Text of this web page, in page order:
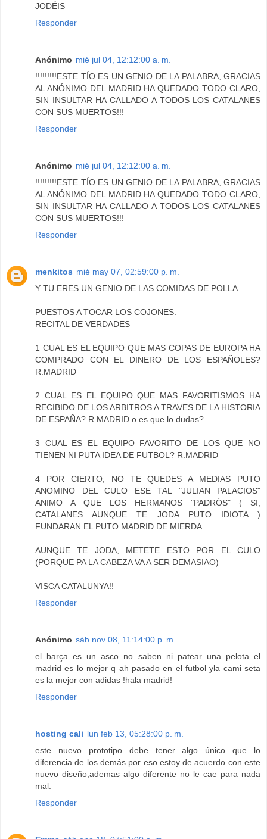
JODÉIS
Responder
Anónimo mié jul 04, 12:12:00 a. m.
!!!!!!!!!ESTE TÍO ES UN GENIO DE LA PALABRA, GRACIAS
AL ANÓNIMO DEL MADRID HA QUEDADO TODO CLARO,
SIN INSULTAR HA CALLADO A TODOS LOS CATALANES
CON SUS MUERTOS!!!
Responder
Anónimo mié jul 04, 12:12:00 a. m.
!!!!!!!!!ESTE TÍO ES UN GENIO DE LA PALABRA, GRACIAS
AL ANÓNIMO DEL MADRID HA QUEDADO TODO CLARO,
SIN INSULTAR HA CALLADO A TODOS LOS CATALANES
CON SUS MUERTOS!!!
Responder
menkitos mié may 07, 02:59:00 p. m.
Y TU ERES UN GENIO DE LAS COMIDAS DE POLLA.
PUESTOS A TOCAR LOS COJONES:
RECITAL DE VERDADES
1 CUAL ES EL EQUIPO QUE MAS COPAS DE EUROPA HA
COMPRADO CON EL DINERO DE LOS ESPAÑOLES?
R.MADRID
2 CUAL ES EL EQUIPO QUE MAS FAVORITISMOS HA
RECIBIDO DE LOS ARBITROS A TRAVES DE LA HISTORIA
DE ESPAÑA? R.MADRID o es que lo dudas?
3 CUAL ES EL EQUIPO FAVORITO DE LOS QUE NO
TIENEN NI PUTA IDEA DE FUTBOL? R.MADRID
4 POR CIERTO, NO TE QUEDES A MEDIAS PUTO
ANOMINO DEL CULO ESE TAL "JULIAN PALACIOS"
ANIMO A QUE LOS HERMANOS "PADRÓS" ( SI,
CATALANES AUNQUE TE JODA PUTO IDIOTA )
FUNDARAN EL PUTO MADRID DE MIERDA
AUNQUE TE JODA, METETE ESTO POR EL CULO
(PORQUE PA LA CABEZA VA A SER DEMASIAO)
VISCA CATALUNYA!!
Responder
Anónimo sáb nov 08, 11:14:00 p. m.
el barça es un asco no saben ni patear una pelota el
madrid es lo mejor q ah pasado en el futbol yla cami seta
es la mejor con adidas !hala madrid!
Responder
hosting cali lun feb 13, 05:28:00 p. m.
este nuevo prototipo debe tener algo único que lo
diferencia de los demás por eso estoy de acuerdo con este
nuevo diseño,ademas algo diferente no le cae para nada
mal.
Responder